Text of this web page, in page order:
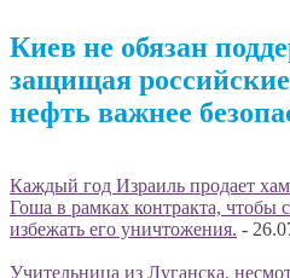
Киев не обязан
защищая
нефть важнее
Каждый год Израиль продает
Гоша в рамках контракта, чтобы
избежать его уничтожения. -
Учительница из Луганска,